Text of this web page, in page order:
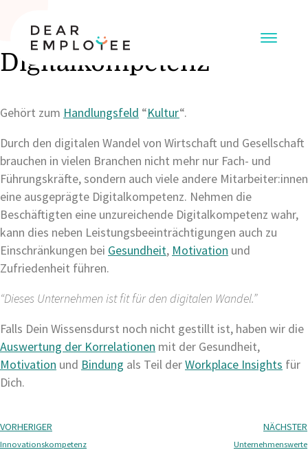
Digitalkompetenz
Gehört zum Handlungsfeld “Kultur“.
Durch den digitalen Wandel von Wirtschaft und Gesellschaft
brauchen in vielen Branchen nicht mehr nur Fach- und
Führungskräfte, sondern auch viele andere Mitarbeiter:innen
eine ausgeprägte Digitalkompetenz. Nehmen die
Beschäftigten eine unzureichende Digitalkompetenz wahr,
kann dies neben Leistungsbeeinträchtigungen auch zu
Einschränkungen bei Gesundheit, Motivation und
Zufriedenheit führen.
“Dieses Unternehmen ist fit für den digitalen Wandel.”
Falls Dein Wissensdurst noch nicht gestillt ist, haben wir die
Auswertung der Korrelationen mit der Gesundheit,
Motivation und Bindung als Teil derWorkplace Insights für
Dich.
VORHERIGER
Innovationskompetenz
NÄCHSTER
Unternehmenswerte